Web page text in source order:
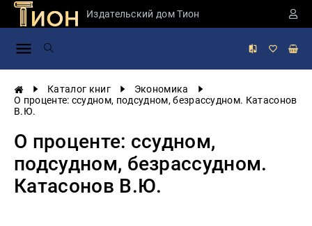
Издательский дом Тион
Каталог книг
Экономика
О проценте: ссудном, подсудном, безрассудном. Катасонов
В.Ю.
О проценте: ссудном,
подсудном, безрассудном.
Катасонов В.Ю.
Занимательная
России
Мировая
Экономика
Фантастика
и